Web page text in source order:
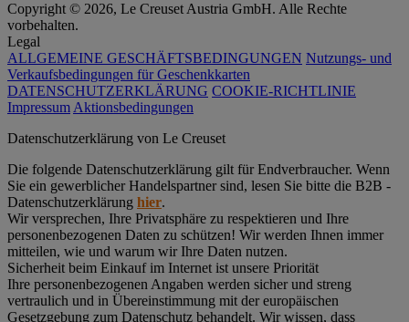
Copyright © 2026, Le Creuset Austria GmbH. Alle Rechte
vorbehalten.
Legal
ALLGEMEINE GESCHÄFTSBEDINGUNGEN Nutzungs- und
Verkaufsbedingungen für Geschenkkarten
DATENSCHUTZERKLÄRUNG COOKIE-RICHTLINIE
Impressum Aktionsbedingungen
Datenschutz­erklärung von Le Creuset
Die folgende Datenschutzerklärung gilt für Endverbraucher. Wenn
Sie ein gewerblicher Handelspartner sind, lesen Sie bitte die B2B -
Datenschutzerklärung hier.
Wir versprechen, Ihre Privatsphäre zu respektieren und Ihre
personenbezogenen Daten zu schützen! Wir werden Ihnen immer
mitteilen, wie und warum wir Ihre Daten nutzen.
Sicherheit beim Einkauf im Internet ist unsere Priorität
Ihre personenbezogenen Angaben werden sicher und streng
vertraulich und in Übereinstimmung mit der europäischen
Gesetzgebung zum Datenschutz behandelt. Wir wissen, dass